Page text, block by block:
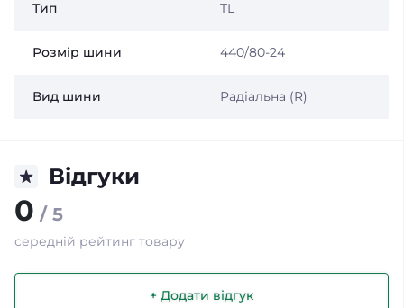
Тип TL
Розмір шини 440/80-24
Вид шини Радіальна (R)
Відгуки
0 / 5
середній рейтинг товару
+ Додати відгук